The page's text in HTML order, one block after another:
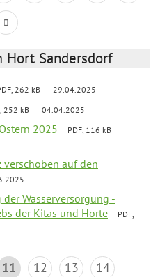
Hort Sandersdorf
262 kB 29.04.2025
252 kB 04.04.2025
2025
PDF, 116 kB
auf den
Wasserversorgung -
der Kitas und Horte
PDF,
11 12 13
14